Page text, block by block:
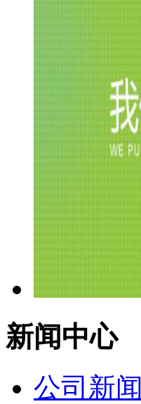
新闻中心
公司新闻